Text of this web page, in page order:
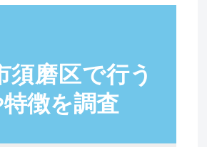
須磨区で行う
徴を調査